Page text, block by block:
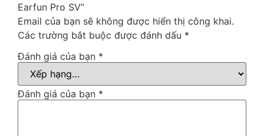
Mọi tác vụ trên tai nghe Bluetooth Earfun Air Pro
SV đều vô cùng dễ dàng chỉ với các thao tác cảm
ứng.Điều chỉnh âm lượng, trả lời cuộc gọi, chuyển
đổi bài hát, chuyển đổi các chế độ… chỉ với vài
thao tác chạm nhấn. Cảm ứng trên tai nghe linh
hoạt giúp việc điều khiển mượt mà và dễ dàng
Earfun Pro SV”
Email của bạn sẽ không được hiển thị công khai.
Các trường bắt buộc được đánh dấu *
Đánh giá của bạn *
Đánh giá của bạn *